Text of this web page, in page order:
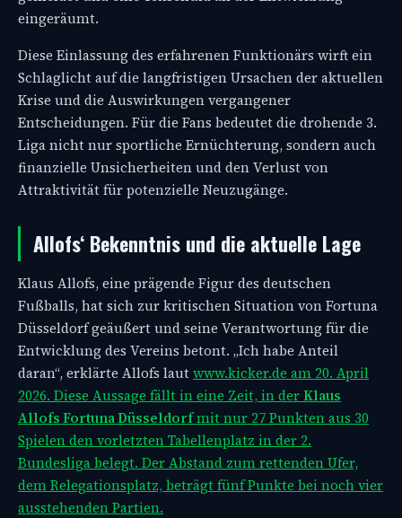
eingeräumt.
Diese Einlassung des erfahrenen Funktionärs wirft ein
Schlaglicht auf die langfristigen Ursachen der aktuellen
Krise und die Auswirkungen vergangener
Entscheidungen. Für die Fans bedeutet die drohende 3.
Liga nicht nur sportliche Ernüchterung, sondern auch
finanzielle Unsicherheiten und den Verlust von
Attraktivität für potenzielle Neuzugänge.
Allofs‘ Bekenntnis und die aktuelle Lage
Klaus Allofs, eine prägende Figur des deutschen
Fußballs, hat sich zur kritischen Situation von Fortuna
Düsseldorf geäußert und seine Verantwortung für die
Entwicklung des Vereins betont. „Ich habe Anteil
daran“, erklärte Allofs lautwww.kicker.de am 20. April
2026. Diese Aussage fällt in eine Zeit, in derKlaus
Allofs Fortuna Düsseldorfmit nur 27 Punkten aus 30
Spielen den vorletzten Tabellenplatz in der 2.
Bundesliga belegt. Der Abstand zum rettenden Ufer,
dem Relegationsplatz, beträgt fünf Punkte bei noch vier
ausstehenden Partien.